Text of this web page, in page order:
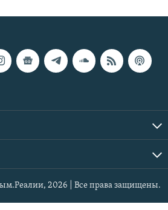
2026 | Все права защищены.